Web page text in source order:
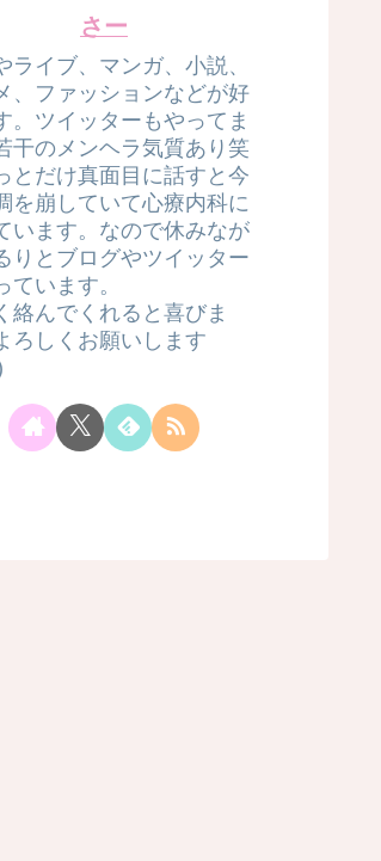
さー
ライブ、マンガ、小説、
、ファッションなどが好
。ツイッターもやってま
干のメンヘラ気質あり笑
とだけ真面目に話すと今
を崩していて心療内科に
います。なので休みなが
りとブログやツイッター
ています。
絡んでくれると喜びま
ろしくお願いします